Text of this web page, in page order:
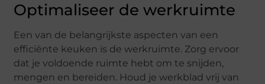
Optimaliseer de werkruimte
Een van de belangrijkste aspecten van een
efficiënte keuken is de werkruimte. Zorg ervoor
dat je voldoende ruimte hebt om te snijden,
mengen en bereiden. Houd je werkblad vrij van